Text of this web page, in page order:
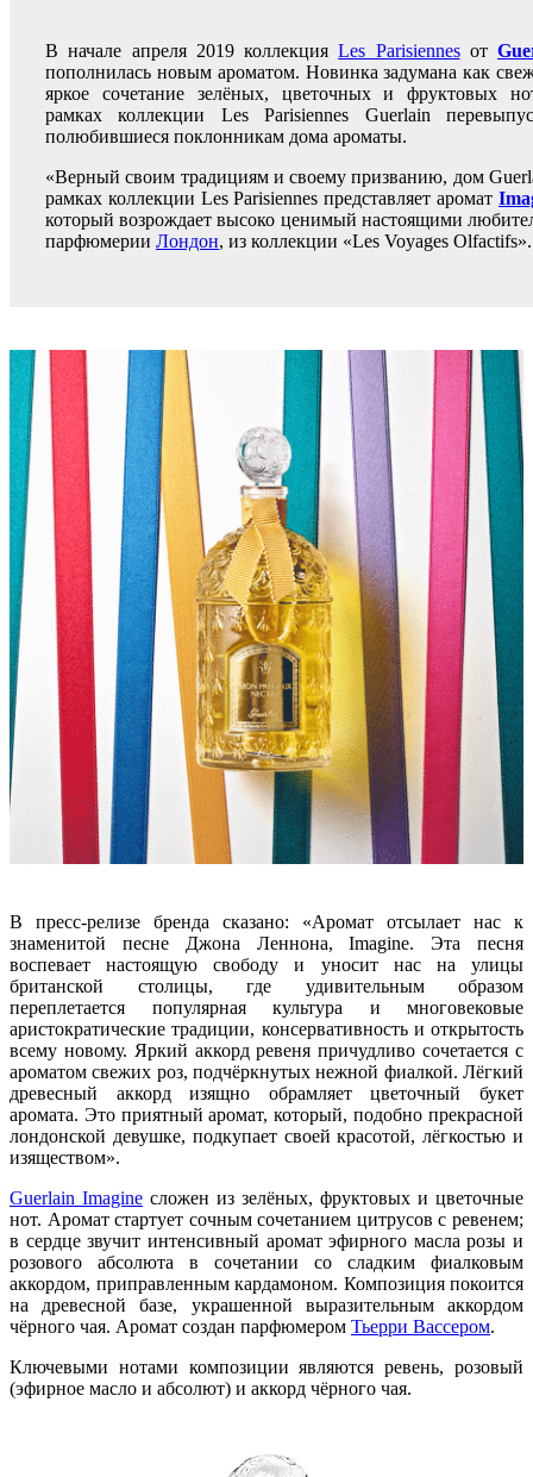
В начале апреля 2019 коллекцияLes Parisiennesот
пополнилась новым ароматом. Новинка задумана как
яркое сочетание зелёных, цветочных и фруктовых
рамках коллекции Les Parisiennes Guerlain
полюбившиеся поклонникам дома ароматы.
«Верный своим традициям и своему призванию, дом
рамках коллекции Les Parisiennes представляет аромат
который возрождает высоко ценимый настоящими
парфюмерии Лондон, из коллекции «Les Voyages Olfactifs».
В пресс-релизе бренда сказано: «Аромат отсылает нас к
знаменитой песне Джона Леннона, Imagine. Эта песня
воспевает настоящую свободу и уносит нас на улицы
британской столицы, где удивительным образом
переплетается популярная культура и многовековые
аристократические традиции, консервативность и открытость
всему новому. Яркий аккорд ревеня причудливо сочетается с
ароматом свежих роз, подчёркнутых нежной фиалкой. Лёгкий
древесный аккорд изящно обрамляет цветочный букет
аромата. Это приятный аромат, который, подобно прекрасной
лондонской девушке, подкупает своей красотой, лёгкостью и
изяществом».
Guerlain Imagine сложен из зелёных, фруктовых и цветочные
нот. Аромат стартует сочным сочетанием цитрусов с ревенем;
в сердце звучит интенсивный аромат эфирного масла розы и
розового абсолюта в сочетании со сладким фиалковым
аккордом, приправленным кардамоном. Композиция покоится
на древесной базе, украшенной выразительным аккордом
чёрного чая. Аромат создан парфюмером Тьерри Вассером.
Ключевыми нотами композиции являются ревень, розовый
(эфирное масло и абсолют) и аккорд чёрного чая.